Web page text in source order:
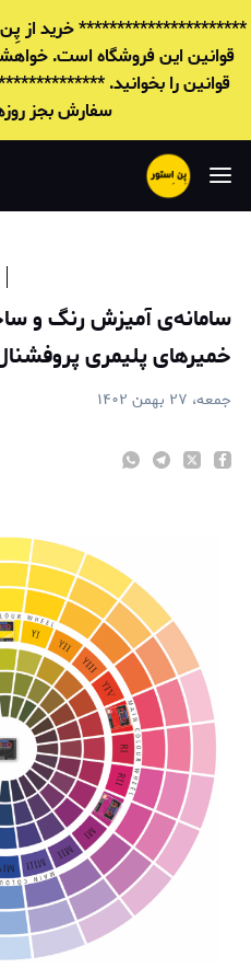
********************** خرید از پِن
قوانين این فروشگاه است.
قوانين را بخوانید.
سفارش بجز
سامانه‌ی آمیزش رنگ و
خمیرهای پلیمری
جمعه، ۲۷ بهمن ۱۴۰۲